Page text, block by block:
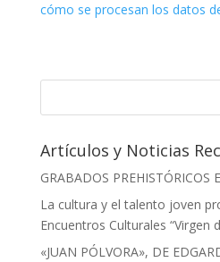
cómo se procesan los datos
Artículos y Noticias
GRABADOS PREHISTÓRICOS
La cultura y el talento joven
Encuentros Culturales “Virgen
«JUAN PÓLVORA», DE